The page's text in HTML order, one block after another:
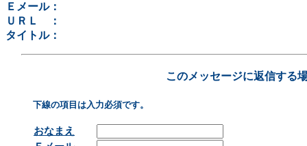
Ｅメール：
ＵＲＬ ：
タイトル：
このメッセージに返信する
下線の項目は入力必須です。
おなまえ